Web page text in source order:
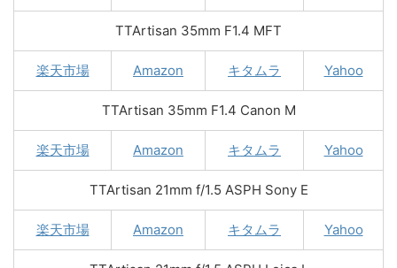
TTArtisan 35mm F1.4 MFT
楽天市場 Amazon キタムラ Yahoo
TTArtisan 35mm F1.4 Canon M
楽天市場 Amazon キタムラ Yahoo
TTArtisan 21mm f/1.5 ASPH Sony E
楽天市場 Amazon キタムラ Yahoo